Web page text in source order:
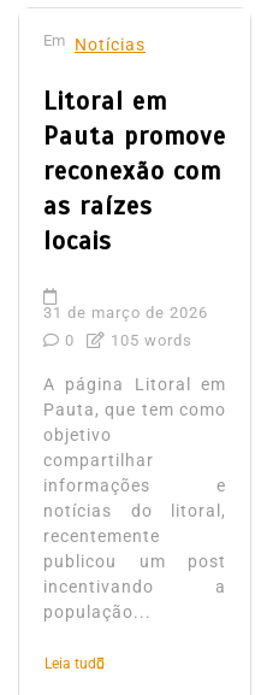
Em Notícias
Litoral em
Pauta promove
reconexão com
as raízes
locais
31 de março de 2026
0
105 words
A página Litoral em
Pauta, que tem como
objetivo
compartilhar
informações e
notícias do litoral,
recentemente
publicou um post
incentivando a
população...
Leia tudo